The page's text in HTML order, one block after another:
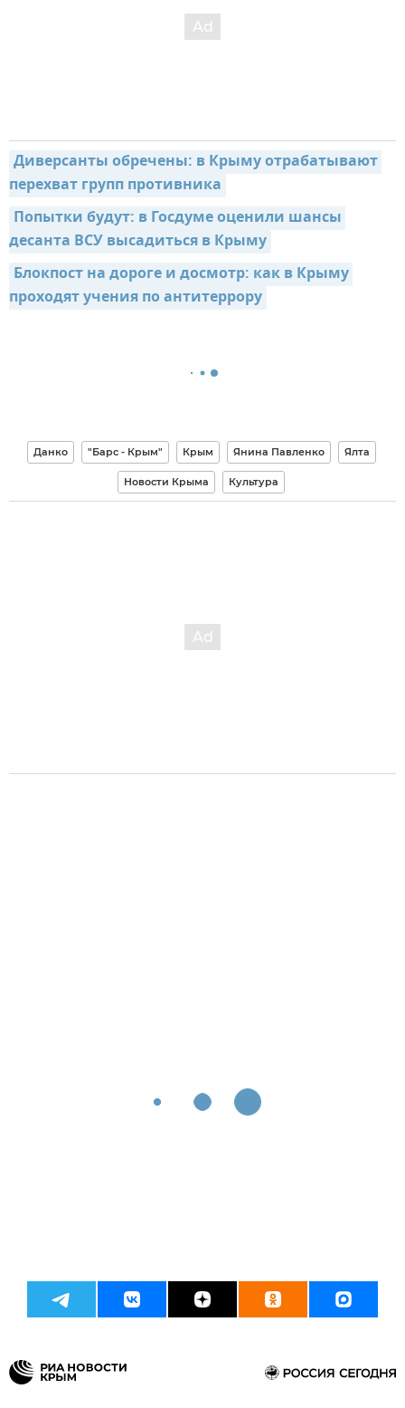
Диверсанты обречены: в Крыму отрабатывают
перехват групп противника
Попытки будут: в Госдуме оценили шансы
десанта ВСУ высадиться в Крыму
Блокпост на дороге и досмотр: как в Крыму
проходят учения по антитеррору
Данко "Барс - Крым" Крым Янина Павленко Ялта
Новости Крыма Культура